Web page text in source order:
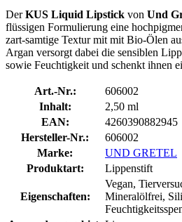
DerKUS Liquid Lipstick von Und
flüssigen Formulierung eine
zart-samtige Textur mit mit Bio-Ölen
Argan versorgt dabei die sensiblen
sowie Feuchtigkeit und schenkt ihnen
Art.-Nr.:
606002
Inhalt:
2,50 ml
EAN:
4260390882945
Hersteller-Nr.:
606002
Marke:
UND GRETEL
Produktart:
Lippenstift
Eigenschaften:
Vegan,
Mineralölfrei,